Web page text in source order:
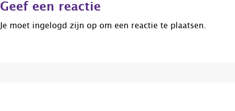
Geef een reactie
Je moet ingelogd zijn op om een reactie te plaatsen.